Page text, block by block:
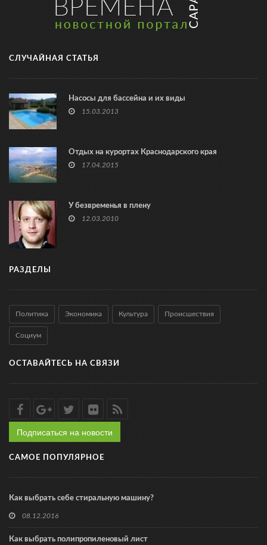
СЛУЧАЙНАЯ СТАТЬЯ
Насосы для бассейна и их виды
15.03.2013
Отдых на курортах Краснодарского края
17.04.2015
У безвременья в плену
12.03.2010
РАЗДЕЛЫ
Политика Экономика Культура Происшествия
Социум
ОСТАВАЙТЕСЬ НА СВЯЗИ
Подписаться на новости
САМОЕ ПОПУЛЯРНОЕ
Как выбрать себе стиральную машину?
08.12.2016
Как выбрать полипропиленовый лист